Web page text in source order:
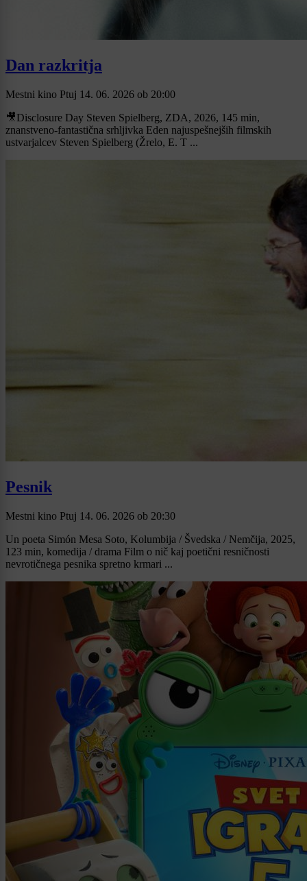
Dan razkritja
Mestni kino Ptuj 14. 06. 2026 ob 20:00
🎥Disclosure Day Steven Spielberg, ZDA, 2026, 145 min,
znanstveno-fantastična srhljivka Eden najuspešnejših filmskih
ustvarjalcev Steven Spielberg (Žrelo, E. T ...
Pesnik
Mestni kino Ptuj 14. 06. 2026 ob 20:30
Un poeta Simón Mesa Soto, Kolumbija / Švedska / Nemčija, 2025,
123 min, komedija / drama Film o nič kaj poetični resničnosti
nevrotičnega pesnika spretno krmari ...